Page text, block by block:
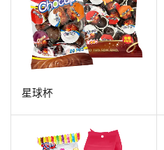
星球杯